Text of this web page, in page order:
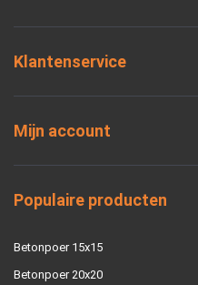
Klantenservice
Mijn account
Populaire producten
Betonpoer 15x15
Betonpoer 20x20